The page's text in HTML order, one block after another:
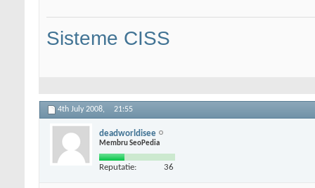
Sisteme CISS
4th July 2008, 21:55
deadworldisee
Membru SeoPedia
Reputatie: 36